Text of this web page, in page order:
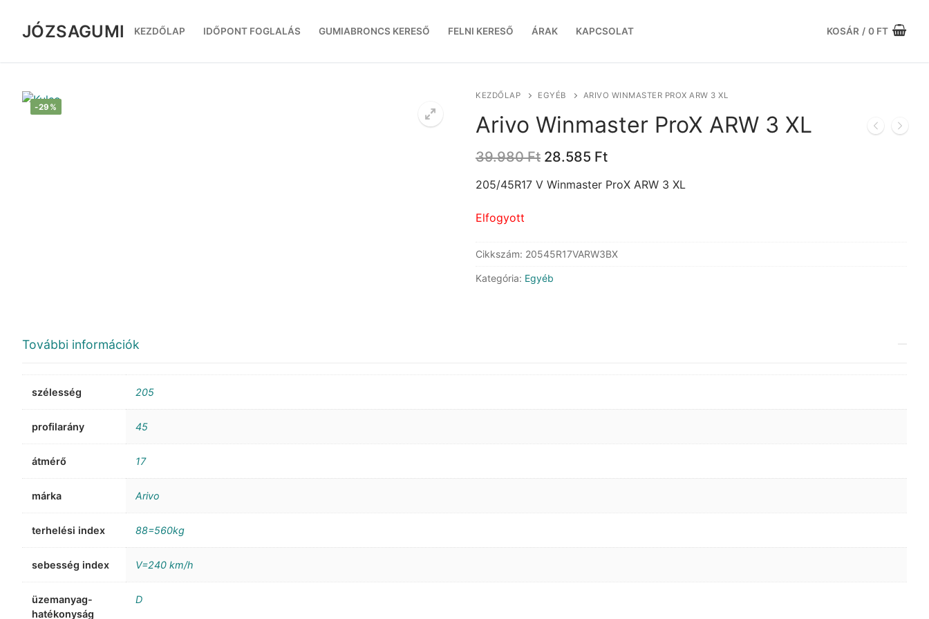
tartalomra
JÓZSAGUMI KEZDŐLAP IDŐPONT FOGLALÁS GUMIABRONCS KERESŐ FELNI KERESŐ ÁRAK KAPCSOLAT KOSÁR / 0 FT
-29%
KEZDŐLAP EGYÉB ARIVO WINMASTER PROX ARW 3 XL
Arivo Winmaster ProX ARW 3 XL
39.980Ft Original
was:
28.585 FtCurrent
is:
205/45R17 V Winmaster ProX ARW 3 XL
Elfogyott
Cikkszám: 20545R17VARW3BX
Kategória: Egyéb
További információk
szélesség 205
profilarány 45
átmérő 17
márka Arivo
terhelési index 88=560kg
sebesség index V=240 km/h
üzemanyag-
hatékonyság
D